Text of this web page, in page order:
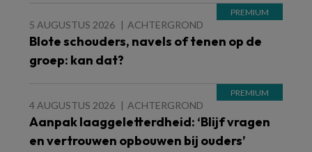
5 AUGUSTUS 2026 ACHTERGROND
Blote schouders, navels of tenen op de
groep: kan dat?
4 AUGUSTUS 2026 ACHTERGROND
Aanpak laaggeletterdheid: ‘Blijf vragen
en vertrouwen opbouwen bij ouders’